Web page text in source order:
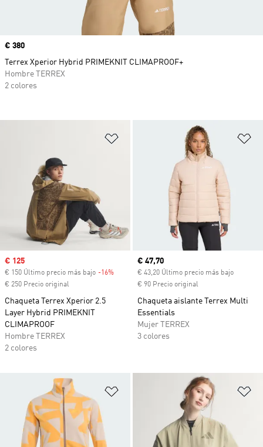
Añadir a la lista de deseos
Precio de venta
€ 125
€ 150 Último precio más bajo -16% Descuento
€ 250 Precio original
Chaqueta Terrex Xperior 2.5
Layer Hybrid PRIMEKNIT
CLIMAPROOF
Hombre TERREX
2 colores
Precio actual
€ 47,70
€ 43,20 Último precio más bajo
€ 90 Precio original
Chaqueta aislante Terrex Multi
Essentials
Mujer TERREX
3 colores
Añadir a la lista de deseos
Precio
€ 380
Terrex Xperior Hybrid PRIMEKNIT CLIMAPROOF+
Hombre TERREX
2 colores